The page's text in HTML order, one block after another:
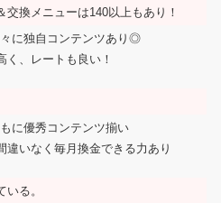
交換メニューは140以上もあり！
に独自コンテンツあり◎
く、レートも良い！
に優秀コンテンツ揃い
違いなく毎月換金できる力あり
る。